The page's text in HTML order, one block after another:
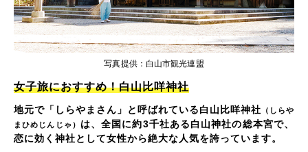
女子旅におすすめ！白山比咩神社
地元で「しらやまさん」と呼ばれている白山比咩神社 （しらや
まひめじんじゃ） は、全国に約3千社ある白山神社の総本宮で、
恋に効く神社として女性から絶大な人気を誇っています。
写真提供：白山市観光連盟